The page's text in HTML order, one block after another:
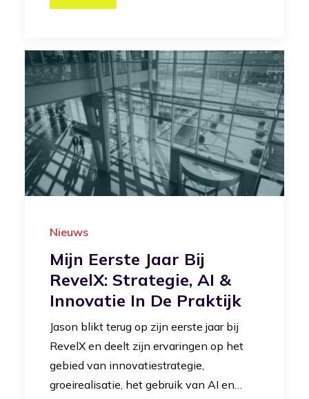
Nieuws
Mijn Eerste Jaar Bij
RevelX: Strategie, AI &
Innovatie In De Praktijk
Jason blikt terug op zijn eerste jaar bij
RevelX en deelt zijn ervaringen op het
gebied van innovatiestrategie,
groeirealisatie, het gebruik van AI en…